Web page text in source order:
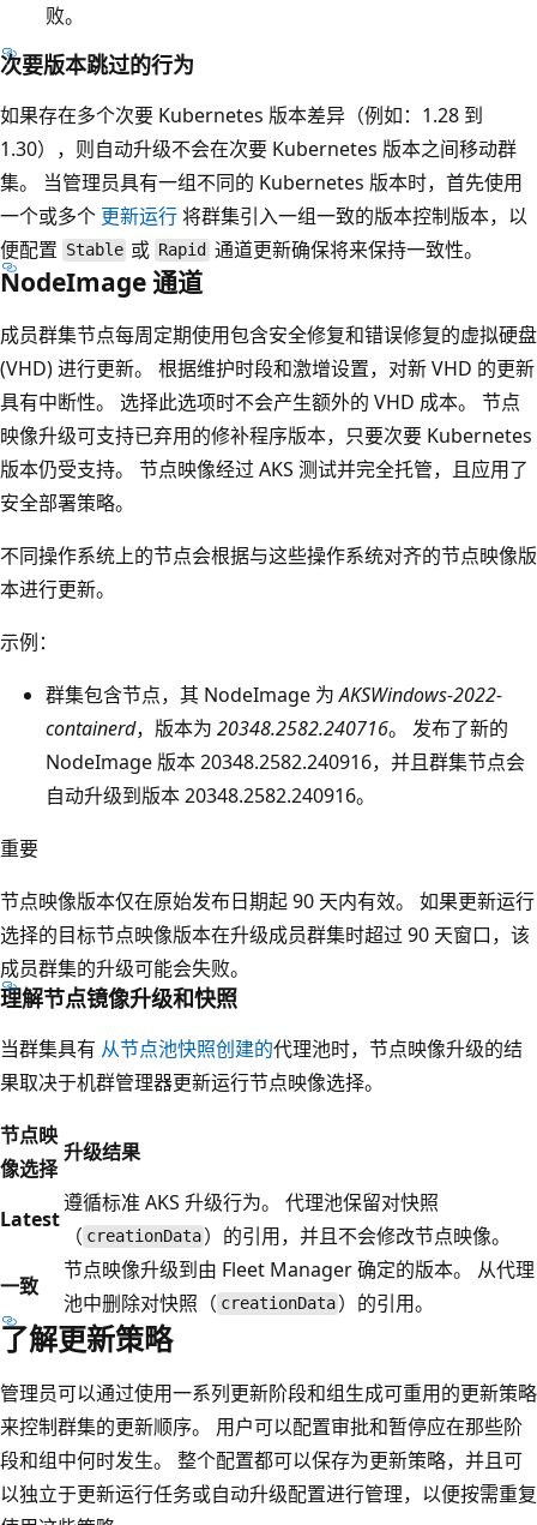
败。
次要版本跳过的行为
如果存在多个次要 Kubernetes 版本差异（例如：1.28 到
1.30），则自动升级不会在次要 Kubernetes 版本之间移动群
集。 当管理员具有一组不同的 Kubernetes 版本时，首先使用
一个或多个 更新运行将群集引入一组一致的版本控制版本，以
便配置 Stable 或 Rapid 通道更新确保将来保持一致性。
NodeImage 通道
成员群集节点每周定期使用包含安全修复和错误修复的虚拟硬盘
(VHD) 进行更新。 根据维护时段和激增设置，对新 VHD 的更新
具有中断性。 选择此选项时不会产生额外的 VHD 成本。 节点
映像升级可支持已弃用的修补程序版本，只要次要 Kubernetes
版本仍受支持。 节点映像经过 AKS 测试并完全托管，且应用了
安全部署策略。
不同操作系统上的节点会根据与这些操作系统对齐的节点映像版
本进行更新。
示例：
群集包含节点，其 NodeImage 为AKSWindows-2022-
containerd，版本为 20348.2582.240716。 发布了新的
NodeImage 版本 20348.2582.240916，并且群集节点会
自动升级到版本 20348.2582.240916。
重要
节点映像版本仅在原始发布日期起 90 天内有效。 如果更新运行
选择的目标节点映像版本在升级成员群集时超过 90 天窗口，该
成员群集的升级可能会失败。
理解节点镜像升级和快照
当群集具有 从节点池快照创建的代理池时，节点映像升级的结
果取决于机群管理器更新运行节点映像选择。
节点映
像选择
升级结果
Latest
遵循标准 AKS 升级行为。 代理池保留对快照
（ creationData ）的引用，并且不会修改节点映像。
一致
节点映像升级到由 Fleet Manager 确定的版本。 从代理
池中删除对快照（ creationData ）的引用。
了解更新策略
管理员可以通过使用一系列更新阶段和组生成可重用的更新策略
来控制群集的更新顺序。 用户可以配置审批和暂停应在那些阶
段和组中何时发生。 整个配置都可以保存为更新策略，并且可
以独立于更新运行任务或自动升级配置进行管理，以便按需重复